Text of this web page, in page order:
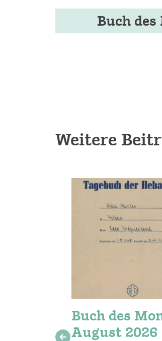
Buch
Weitere
Buch des
August 2026